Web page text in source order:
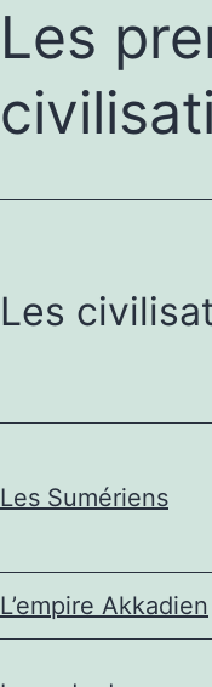
Les
Les
Les Sumériens
L’empire Akkadien